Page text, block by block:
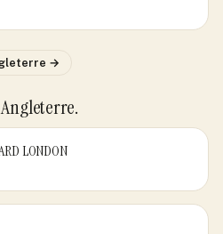
→
.
LONDON